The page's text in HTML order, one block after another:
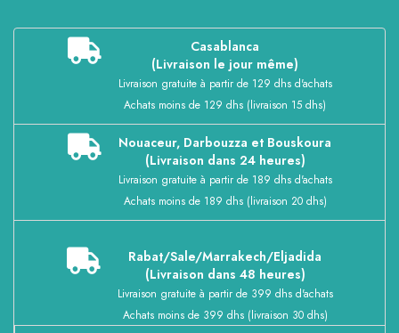
Casablanca
(Livraison le jour même)
Livraison gratuite à partir de 129 dhs d'achats
Achats moins de 129 dhs (livraison 15 dhs)
Nouaceur, Darbouzza et Bouskoura
(Livraison dans 24 heures)
Livraison gratuite à partir de 189 dhs d'achats
Achats moins de 189 dhs (livraison 20 dhs)
Rabat/Sale/Marrakech/Eljadida
(Livraison dans 48 heures)
Livraison gratuite à partir de 399 dhs d'achats
Achats moins de 399 dhs (livraison 30 dhs)